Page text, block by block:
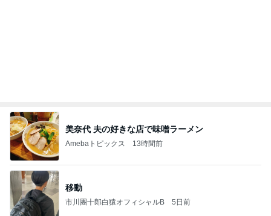
美奈代 夫の好きな店で味噌ラーメン
Amebaトピックス 13時間前
移動
市川團十郎白猿オフィシャルB 5日前